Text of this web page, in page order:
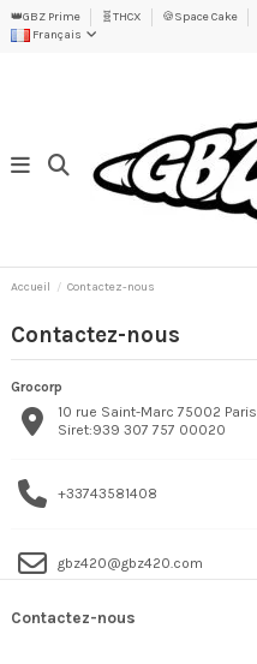
👑GBZ Prime 🧬THCX 🍪Space Cake
Français
Accueil Contactez-nous
Contactez-nous
Grocorp
10 rue Saint-Marc 75002 Paris
Siret:939 307 757 00020
+33743581408
gbz420@gbz420.com
Contactez-nous